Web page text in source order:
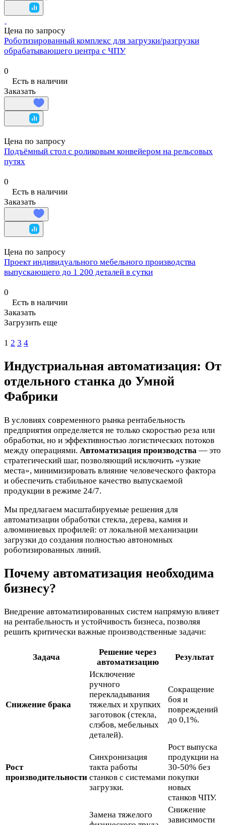
Цена по запросу
Роботизированный комплекс для загрузки/разгрузки
обрабатывающего центра с ЧПУ
0
Есть в наличии
Заказать
Цена по запросу
Подъёмный стол с роликовым конвейером на рельсовых
путях
0
Есть в наличии
Заказать
Цена по запросу
Проект индивидуального мебельного производства
выпускающего до 1 200 деталей в сутки
0
Есть в наличии
Заказать
Загрузить еще
1 2 3 4
Индустриальная автоматизация: От
отдельного станка до Умной
Фабрики
В условиях современного рынка рентабельность
предприятия определяется не только скоростью реза или
обработки, но и эффективностью логистических потоков
между операциями. Автоматизация производства — это
стратегический шаг, позволяющий исключить «узкие
места», минимизировать влияние человеческого фактора
и обеспечить стабильное качество выпускаемой
продукции в режиме 24/7.
Мы предлагаем масштабируемые решения для
автоматизации обработки стекла, дерева, камня и
алюминиевых профилей: от локальной механизации
загрузки до создания полностью автономных
роботизированных линий.
Почему автоматизация необходима
бизнесу?
Внедрение автоматизированных систем напрямую влияет
на рентабельность и устойчивость бизнеса, позволяя
решить критически важные производственные задачи:
Задача
Решение через
автоматизацию
Результат
Снижение брака
Исключение
ручного
перекладывания
тяжелых и хрупких
заготовок (стекла,
слэбов, мебельных
деталей).
Сокращение
боя и
повреждений
до 0,1%.
Рост
производительности
Синхронизация
такта работы
станков с системами
загрузки.
Рост выпуска
продукции на
30-50% без
покупки
новых
станков ЧПУ.
Замена тяжелого
Снижение
зависимости